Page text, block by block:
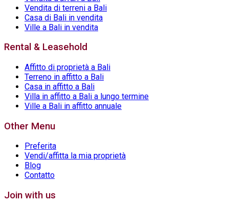
Vendita di terreni a Bali
Casa di Bali in vendita
Ville a Bali in vendita
Rental & Leasehold
Affitto di proprietà a Bali
Terreno in affitto a Bali
Casa in affitto a Bali
Villa in affitto a Bali a lungo termine
Ville a Bali in affitto annuale
Other Menu
Preferita
Vendi/affitta la mia proprietà
Blog
Contatto
Join with us